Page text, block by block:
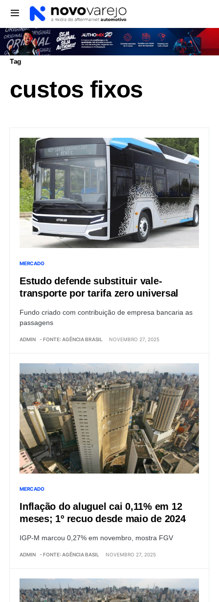
Tag
custos fixos
MERCADO
Estudo defende substituir vale-
transporte por tarifa zero universal
Fundo criado com contribuição de empresa bancaria as
passagens
ADMIN - FONTE: AGÊNCIA BRASIL NOVEMBRO 27, 2025
MERCADO
Inflação do aluguel cai 0,11% em 12
meses; 1º recuo desde maio de 2024
IGP-M marcou 0,27% em novembro, mostra FGV
ADMIN - FONTE: AGÊNCIA BASIL NOVEMBRO 27, 2025